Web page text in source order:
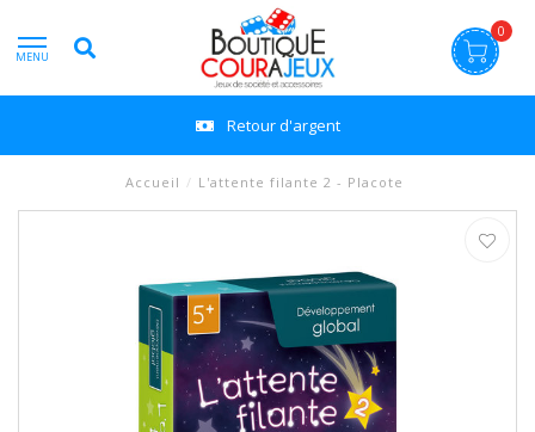
MENU
0
Retour d'argent
Accueil / L'attente filante 2 - Placote